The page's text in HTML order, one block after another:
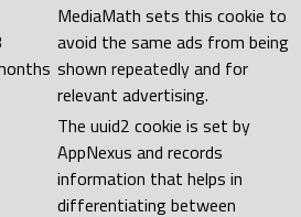
MediaMath sets this cookie to
avoid the same ads from being
shown repeatedly and for
relevant advertising.
The uuid2 cookie is set by
AppNexus and records
information that helps in
differentiating between